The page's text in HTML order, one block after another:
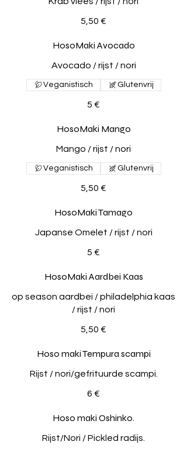
5,50 €
HosoMaki Avocado
Avocado / rijst / nori
5 €
Veganistisch Glutenvrij
HosoMaki Mango
Mango / rijst / nori
5,50 €
Veganistisch Glutenvrij
HosoMaki Tamago
Japanse Omelet / rijst / nori
5 €
HosoMaki Aardbei Kaas
op season aardbei / philadelphia kaas
/ rijst / nori
5,50 €
Hoso maki Tempura scampi
Rijst / nori/gefrituurde scampi.
6 €
Hoso maki Oshinko.
Rijst/Nori / Pickled radijs.